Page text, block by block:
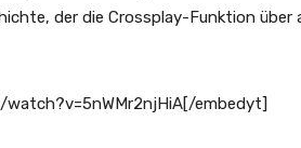
der die Crossplay-Funktion über
embedyt]